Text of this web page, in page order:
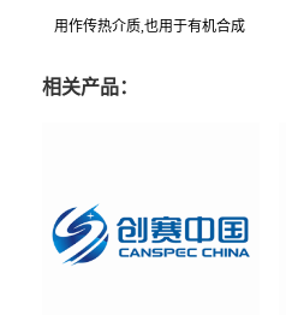
用作传热介质,也用于有机合成
相关产品：